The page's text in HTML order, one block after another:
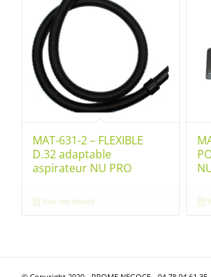
MAT-631-2 – FLEXIBLE
D.32 adaptable
aspirateur NU PRO
Voir les détails